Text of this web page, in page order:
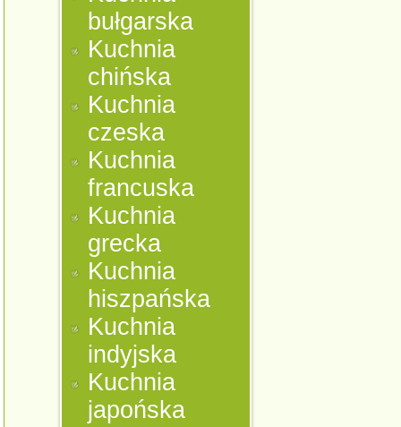
bułgarska
Kuchnia
chińska
Kuchnia
czeska
Kuchnia
francuska
Kuchnia
grecka
Kuchnia
hiszpańska
Kuchnia
indyjska
Kuchnia
japońska